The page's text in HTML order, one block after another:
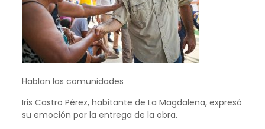
Hablan las comunidades
Iris Castro Pérez, habitante de La Magdalena, expresó
su emoción por la entrega de la obra.